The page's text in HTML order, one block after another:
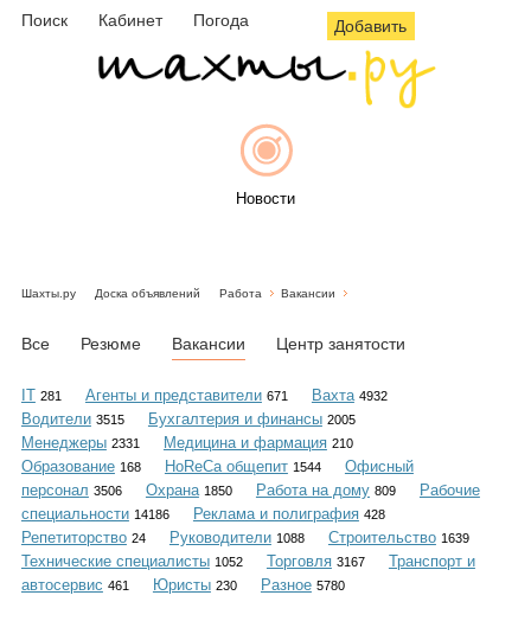
Поиск Кабинет Погода Добавить
Новости
Объявления
Каталог
Шахты.ру Доска объявлений Работа Вакансии
Все Резюме Вакансии Центр занятости
IT 281 Агенты и представители 671 Вахта 4932
Водители 3515 Бухгалтерия и финансы 2005
Менеджеры 2331 Медицина и фармация 210
Образование 168 HoReCa общепит 1544
Офисный
персонал 3506 Охрана 1850 Работа на дому 809
Рабочие
специальности 14186 Реклама и полиграфия 428
Репетиторство 24 Руководители 1088 Строительство 1639
Технические специалисты 1052 Торговля 3167
Транспорт и
автосервис 461 Юристы 230 Разное 5780